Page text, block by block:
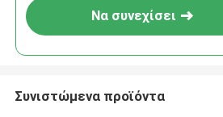
Να συνεχίσει
Συνιστώμενα προϊόντα